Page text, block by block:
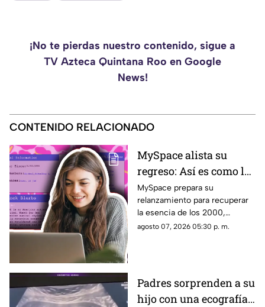
¡No te pierdas nuestro contenido, sigue a
TV Azteca Quintana Roo en Google
News!
CONTENIDO RELACIONADO
MySpace alista su
regreso: Así es como la
icónica red social
busca volver y revivir
la esencia de los años
2000
MySpace prepara su
relanzamiento para recuperar
la esencia de los 2000,
conectando a músicos y
agosto 07, 2026 05:30 p. m.
Padres sorprenden a su
hijo con una ecografía